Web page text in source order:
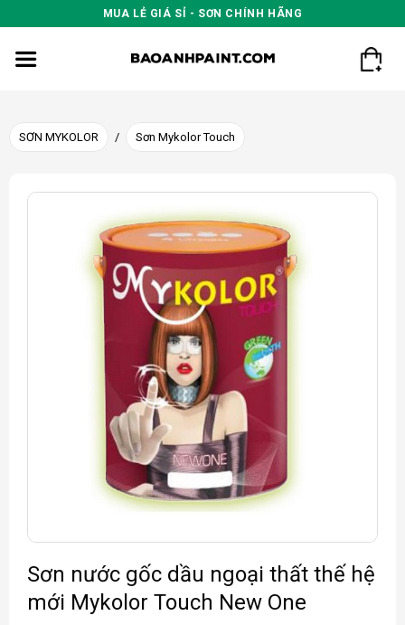
to
content
MUA LẺ GIÁ SỈ - SƠN CHÍNH HÃNG
SƠN MYKOLOR / Sơn Mykolor Touch
Sơn nước gốc dầu ngoại thất thế hệ
mới Mykolor Touch New One